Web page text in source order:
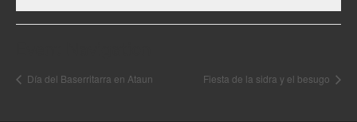
Día del Baserritarra en Ataun Fiesta de la sidra y el besugo